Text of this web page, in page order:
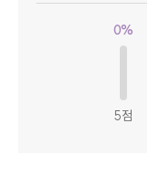
0%
5점